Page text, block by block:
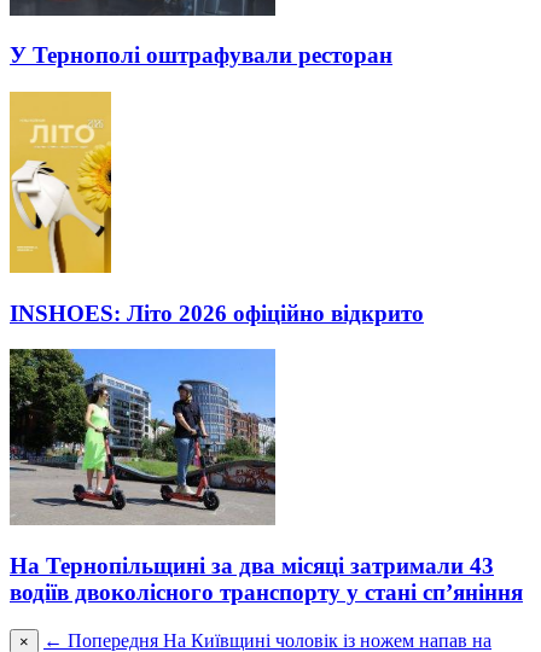
У Тернополі оштрафували ресторан
INSHOES: Літо 2026 офіційно відкрито
На Тернопільщині за два місяці затримали 43
водіїв двоколісного транспорту у стані сп’яніння
× ← Попередня На Київщині чоловік із ножем напав на